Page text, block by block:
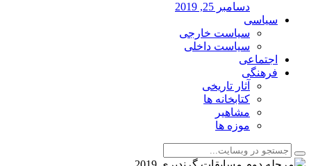
دسامبر 25, 2019
سیاسی
سیاست خارجی
سیاست داخلی
اجتماعی
فرهنگی
آثار تاریخی
کتابخانه ها
مشاهیر
موزه ها